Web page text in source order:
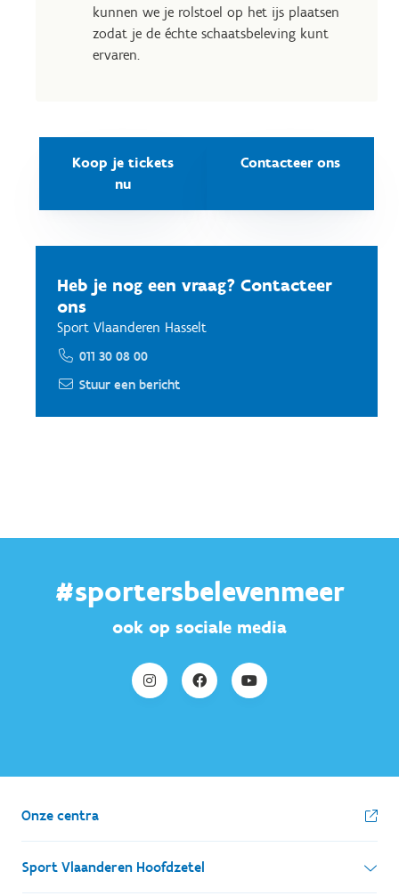
kunnen we je rolstoel op het ijs plaatsen
zodat je de échte schaatsbeleving kunt
ervaren.
Koop je tickets
nu
Contacteer ons
Heb je nog een vraag? Contacteer
ons
Sport Vlaanderen Hasselt
011 30 08 00
Stuur een bericht
#sportersbelevenmeer
ook op sociale media
Onze centra
Sport Vlaanderen Hoofdzetel